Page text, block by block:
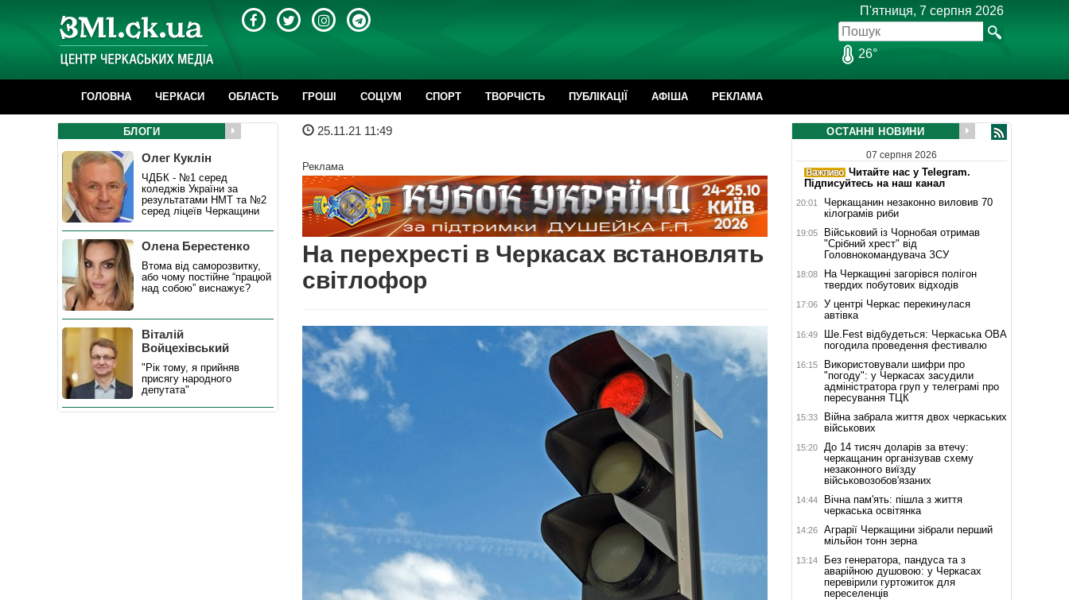
П'ятниця, 7 серпня 2026
26°
ГОЛОВНА ЧЕРКАСИ ОБЛАСТЬ ГРОШІ CОЦІУМ СПОРТ ТВОРЧІСТЬ ПУБЛІКАЦІЇ АФІША РЕКЛАМА
25.11.21 11:49
Реклама
На перехресті в Черкасах встановлять
світлофор
БЛОГИ
Олег Куклін
ЧДБК - №1 серед
коледжів України за
результатами НМТ та №2
серед ліцеїв Черкащини
Олена Берестенко
Втома від саморозвитку,
або чому постійне “працюй
над собою” виснажує?
Віталій
Войцехівський
"Рік тому, я прийняв
присягу народного
депутата"
ОСТАННІ НОВИНИ
07 серпня 2026
Читайте нас у Telegram.
Підписуйтесь на наш канал
20:01
Черкащанин незаконно виловив 70
кілограмів риби
19:05
Військовий із Чорнобая отримав
"Срібний хрест" від
Головнокомандувача ЗСУ
18:08
На Черкащині загорівся полігон
твердих побутових відходів
17:06
У центрі Черкас перекинулася
автівка
16:49
Ше.Fest відбудеться: Черкаська ОВА
погодила проведення фестивалю
16:15
Використовували шифри про
"погоду": у Черкасах засудили
адміністратора груп у телеграмі про
пересування ТЦК
15:33
Війна забрала життя двох черкаських
військових
15:20
До 14 тисяч доларів за втечу:
черкащанин організував схему
незаконного виїзду
військовозобов'язаних
14:44
Вічна пам'ять: пішла з життя
черкаська освітянка
14:26
Аграрії Черкащини зібрали перший
мільйон тонн зерна
13:14
Без генератора, пандуса та з
аварійною душовою: у Черкасах
перевірили гуртожиток для
переселенців